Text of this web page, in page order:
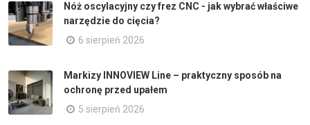
Nóż oscylacyjny czy frez CNC - jak wybrać właściwe
narzędzie do cięcia?
6 sierpień 2026
Markizy INNOVIEW Line – praktyczny sposób na
ochronę przed upałem
5 sierpień 2026